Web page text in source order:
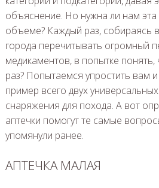
объяснение. Но нужна ли нам
объеме? Каждый раз, собираясь
города перечитывать огромный
медикаментов, в попытке понять,
раз? Попытаемся упростить вам
пример всего двух
снаряжения для похода. А вот
аптечки помогут те самые
упомянули ранее.
АПТЕЧКА МАЛАЯ